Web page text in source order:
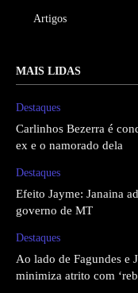
Artigos
MAIS LIDAS
Destaques
Carlinhos Bezerra é
ex e o namorado dela
Destaques
Efeito Jayme: Janaina
governo de MT
Destaques
Ao lado de Fagundes e
minimiza atrito com